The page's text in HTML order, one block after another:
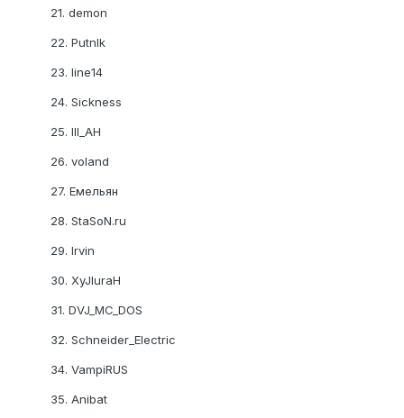
21. demon
22. PutnIk
23. line14
24. Sickness
25. Ill_AH
26. voland
27. Емельян
28. StaSoN.ru
29. Irvin
30. XyJIuraH
31. DVJ_MC_DOS
32. Schneider_Electric
34. VampiRUS
35. Anibat